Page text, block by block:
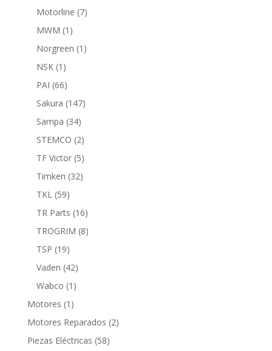
productos
Motorline 77
MWM 1 1
producto
Norgreen 1 1
NSK 1 1
producto
PAI 6666
productos
Sakura 147147
Sampa 3434
productos
STEMCO 22
productos
TF Victor 55
productos
Timken 3232
TKL 5959
productos
TR Parts 1616
productos
TROGRIM 88
TSP 1919
productos
Vaden 4242
productos
Wabco 1 1
producto
Motores 1 1
producto
Motores Reparados 22
Piezas Eléctricas 5858